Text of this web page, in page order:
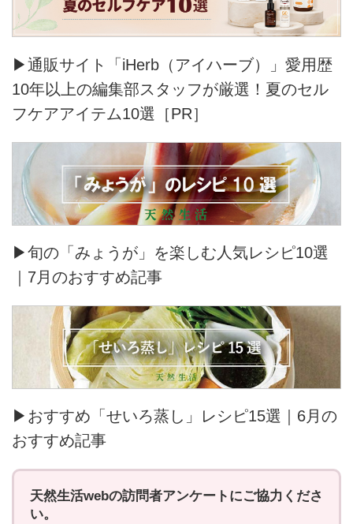
▶通販サイト「iHerb（アイハーブ）」愛用歴
10年以上の編集部スタッフが厳選！夏のセル
フケアアイテム10選［PR］
▶旬の「みょうが」を楽しむ人気レシピ10選
｜7月のおすすめ記事
▶おすすめ「せいろ蒸し」レシピ15選｜6月の
おすすめ記事